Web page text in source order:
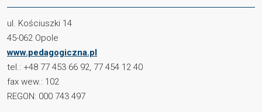
ul. Kościuszki 14
45-062 Opole
www.pedagogiczna.pl
tel.: +48 77 453 66 92, 77 454 12 40
fax wew.: 102
REGON: 000 743 497